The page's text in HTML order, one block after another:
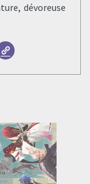
dévoreuse